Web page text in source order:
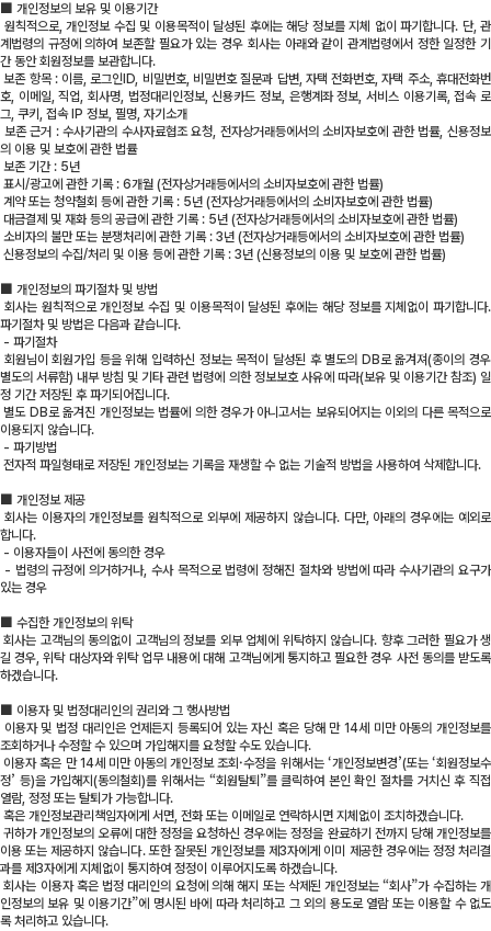
개인정보의 보유 및 이용기간
원칙적으로, 개인정보 수집 및 이용목적이 달성된 후에는 해당 정보를 지체 없이 파기합니다. 단, 관
계법령의 규정에 의하여 보존할 필요가 있는 경우 회사는 아래와 같이 관계법령에서 정한 일정한 기
간 동안 회원정보를 보관합니다.
보존 항목 : 이름, 로그인ID, 비밀번호, 비밀번호 질문과 답변, 자택 전화번호, 자택 주소, 휴대전화번
호, 이메일, 직업, 회사명, 법정대리인정보, 신용카드 정보, 은행계좌 정보, 서비스 이용기록, 접속 로
그, 쿠키, 접속 IP 정보, 필명, 자기소개
보존 근거 : 수사기관의 수사자료협조 요청, 전자상거래등에서의 소비자보호에 관한 법률, 신용정보
의 이용 및 보호에 관한 법률
보존 기간 : 5년
표시/광고에 관한 기록 : 6개월 (전자상거래등에서의 소비자보호에 관한 법률)
계약 또는 청약철회 등에 관한 기록 : 5년 (전자상거래등에서의 소비자보호에 관한 법률)
대금결제 및 재화 등의 공급에 관한 기록 : 5년 (전자상거래등에서의 소비자보호에 관한 법률)
소비자의 불만 또는 분쟁처리에 관한 기록 : 3년 (전자상거래등에서의 소비자보호에 관한 법률)
신용정보의 수집/처리 및 이용 등에 관한 기록 : 3년 (신용정보의 이용 및 보호에 관한 법률)
개인정보의 파기절차 및 방법
회사는 원칙적으로 개인정보 수집 및 이용목적이 달성된 후에는 해당 정보를 지체없이 파기합니다.
파기절차 및 방법은 다음과 같습니다.
- 파기절차
회원님이 회원가입 등을 위해 입력하신 정보는 목적이 달성된 후 별도의 DB로 옮겨져(종이의 경우
별도의 서류함) 내부 방침 및 기타 관련 법령에 의한 정보보호 사유에 따라(보유 및 이용기간 참조) 일
정 기간 저장된 후 파기되어집니다.
별도 DB로 옮겨진 개인정보는 법률에 의한 경우가 아니고서는 보유되어지는 이외의 다른 목적으로
이용되지 않습니다.
- 파기방법
전자적 파일형태로 저장된 개인정보는 기록을 재생할 수 없는 기술적 방법을 사용하여 삭제합니다.
개인정보 제공
회사는 이용자의 개인정보를 원칙적으로 외부에 제공하지 않습니다. 다만, 아래의 경우에는 예외로
합니다.
- 이용자들이 사전에 동의한 경우
- 법령의 규정에 의거하거나, 수사 목적으로 법령에 정해진 절차와 방법에 따라 수사기관의 요구가
있는 경우
수집한 개인정보의 위탁
회사는 고객님의 동의없이 고객님의 정보를 외부 업체에 위탁하지 않습니다. 향후 그러한 필요가 생
길 경우, 위탁 대상자와 위탁 업무 내용에 대해 고객님에게 통지하고 필요한 경우 사전 동의를 받도록
하겠습니다.
이용자 및 법정대리인의 권리와 그 행사방법
이용자 및 법정 대리인은 언제든지 등록되어 있는 자신 혹은 당해 만 14세 미만 아동의 개인정보를
조회하거나 수정할 수 있으며 가입해지를 요청할 수도 있습니다.
이용자 혹은 만 14세 미만 아동의 개인정보 조회·수정을 위해서는 ‘개인정보변경’(또는 ‘회원정보수
정’ 등)을 가입해지(동의철회)를 위해서는 “회원탈퇴”를 클릭하여 본인 확인 절차를 거치신 후 직접
열람, 정정 또는 탈퇴가 가능합니다.
혹은 개인정보관리책임자에게 서면, 전화 또는 이메일로 연락하시면 지체없이 조치하겠습니다.
귀하가 개인정보의 오류에 대한 정정을 요청하신 경우에는 정정을 완료하기 전까지 당해 개인정보를
이용 또는 제공하지 않습니다. 또한 잘못된 개인정보를 제3자에게 이미 제공한 경우에는 정정 처리결
과를 제3자에게 지체없이 통지하여 정정이 이루어지도록 하겠습니다.
회사는 이용자 혹은 법정 대리인의 요청에 의해 해지 또는 삭제된 개인정보는 “회사”가 수집하는 개
인정보의 보유 및 이용기간”에 명시된 바에 따라 처리하고 그 외의 용도로 열람 또는 이용할 수 없도
록 처리하고 있습니다.